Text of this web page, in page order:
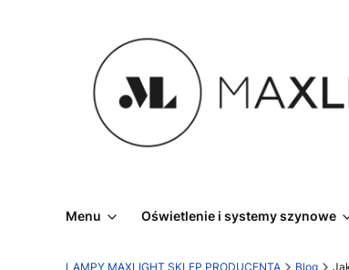
Menu Oświetlenie i systemy szynowe
LAMPY MAXLIGHT SKLEP PRODUCENTA Blog